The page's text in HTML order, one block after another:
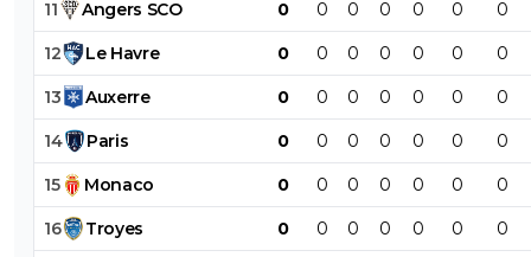
11 Angers SCO 0 0 0 0 0 0 0
12 Le Havre 0 0 0 0 0 0 0
13 Auxerre 0 0 0 0 0 0 0
14 Paris 0 0 0 0 0 0 0
15 Monaco 0 0 0 0 0 0 0
16 Troyes 0 0 0 0 0 0 0